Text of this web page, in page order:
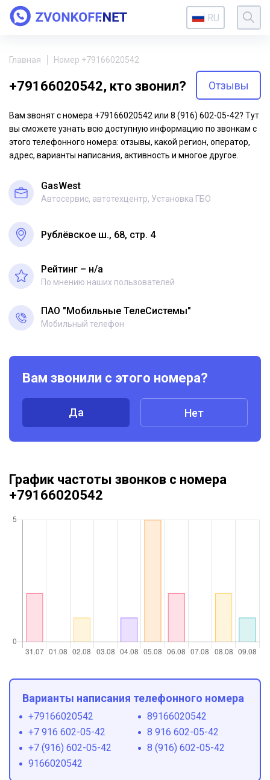
RU
Главная Номер +79166020542
+79166020542, кто звонил? Отзывы
Вам звонят с номера +79166020542 или 8 (916) 602-05-42? Тут
вы сможете узнать всю доступную информацию по звонкам с
этого телефонного номера: отзывы, какой регион, оператор,
адрес, варианты написания, активность и многое другое.
GasWest
Автосервис, автотехцентр, Установка ГБО
Рублёвское ш., 68, стр. 4
Рейтинг – н/a
По мнению наших пользователей
ПАО "Мобильные ТелеСистемы"
Мобильный телефон
Вам звонили с этого номера?
Да Нет
График частоты звонков с номера
+79166020542
Варианты написания телефонного номера
+79166020542
89166020542
+7 916 602-05-42
8 916 602-05-42
+7 (916) 602-05-42
8 (916) 602-05-42
9166020542